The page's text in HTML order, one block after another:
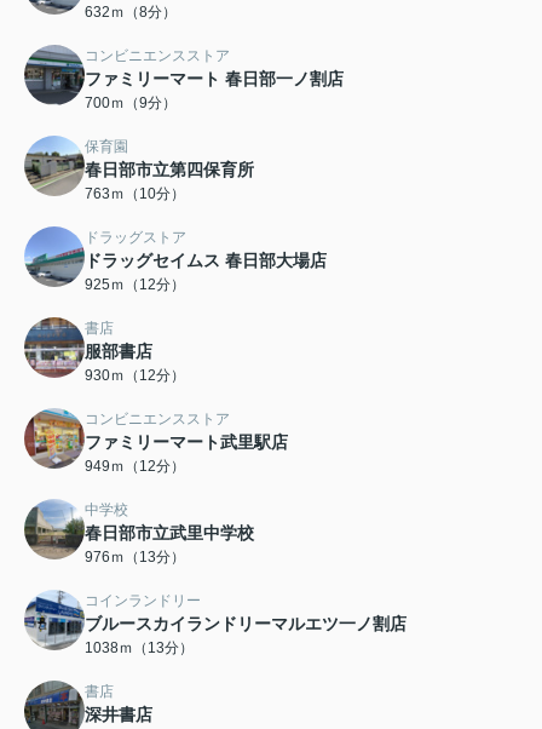
632ｍ（8分）
コンビニエンスストア
ファミリーマート 春日部一ノ割店
700ｍ（9分）
保育園
春日部市立第四保育所
763ｍ（10分）
ドラッグストア
ドラッグセイムス 春日部大場店
925ｍ（12分）
書店
服部書店
930ｍ（12分）
コンビニエンスストア
ファミリーマート武里駅店
949ｍ（12分）
中学校
春日部市立武里中学校
976ｍ（13分）
コインランドリー
ブルースカイランドリーマルエツ一ノ割店
1038ｍ（13分）
書店
深井書店